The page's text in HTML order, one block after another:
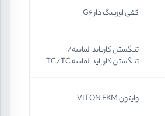
کفی اورینگ دار G6
تنگستن کارباید الماسه/
تنگستن کارباید الماسه TC/TC
وایتون VITON FKM